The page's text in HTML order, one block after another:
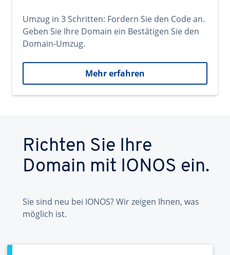
Umzug in 3 Schritten: Fordern Sie den Code an.
Geben Sie Ihre Domain ein Bestätigen Sie den
Domain-Umzug.
Mehr erfahren
Richten Sie Ihre
Domain mit IONOS ein.
Sie sind neu bei IONOS? Wir zeigen Ihnen, was
möglich ist.